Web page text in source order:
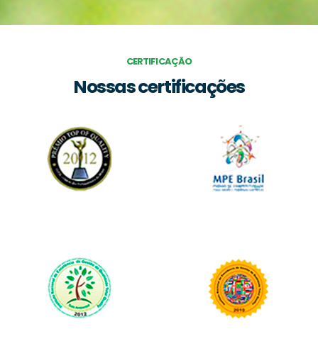
CERTIFICAÇÃO
Nossas certificações